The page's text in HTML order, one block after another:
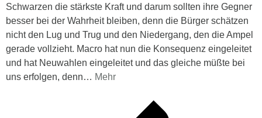
Schwarzen die stärkste Kraft und darum sollten ihre Gegner
besser bei der Wahrheit bleiben, denn die Bürger schätzen
nicht den Lug und Trug und den Niedergang, den die Ampel
gerade vollzieht. Macro hat nun die Konsequenz eingeleitet
und hat Neuwahlen eingeleitet und das gleiche müßte bei
uns erfolgen, denn… Mehr